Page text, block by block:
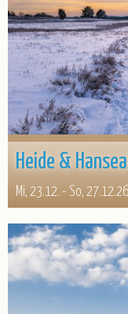
Heide &
Mi, 23.12. - So, 27.12.26